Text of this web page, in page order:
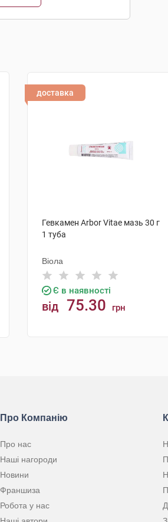
доставка
Гевкамен Arbor Vitae мазь 30 г
1 туба
Віола
Є в наявності
від 75.30 грн
Про Компанію
Про нас
Наші нагороди
Новини
Франшиза
Робота у нас